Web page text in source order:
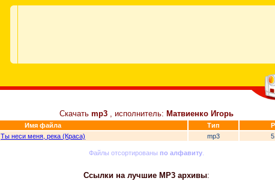
Скачать mp3 , исполнитель: Матвиенко Игорь
Имя файла Тип
Ты неси меня, река (Краса) mp3
Файлы отсортированы по алфавиту
Ссылки на лучшие MP3 архивы: